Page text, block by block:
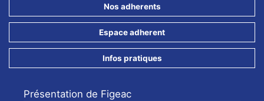
Nos adherents
Espace adherent
Infos pratiques
Présentation de Figeac